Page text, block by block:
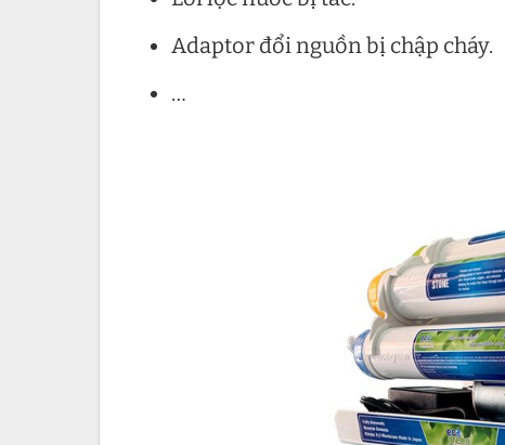
Adaptor đổi nguồn bị chập cháy.
…